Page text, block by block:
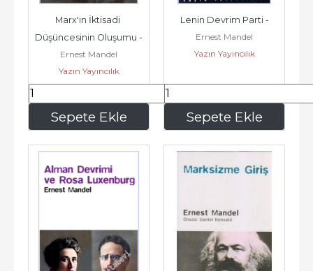
Sepete Ekle
Marx'ın İktisadi
Düşüncesinin Oluşumu -
Ernest Mandel
Yazın Yayıncılık
210,00 Sepete Ekle
Lenin Devrim Parti -
Ernest Mandel
Yazın Yayıncılık
210,00